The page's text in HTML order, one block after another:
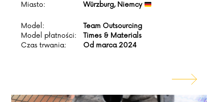
Miasto:
Würzburg, Niemcy
Model:
Team Outsourcing
Model płatności:
Times & Materials
Czas trwania:
Od marca 2024